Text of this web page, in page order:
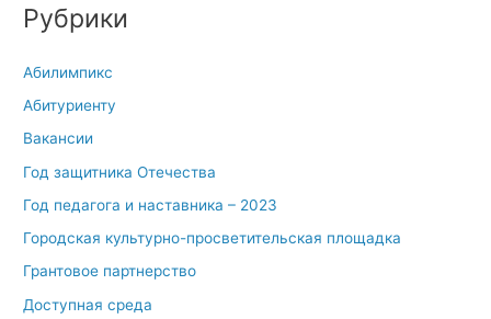
Рубрики
Абилимпикс
Абитуриенту
Вакансии
Год защитника Отечества
Год педагога и наставника – 2023
Городская культурно-просветительская площадка
Грантовое партнерство
Доступная среда